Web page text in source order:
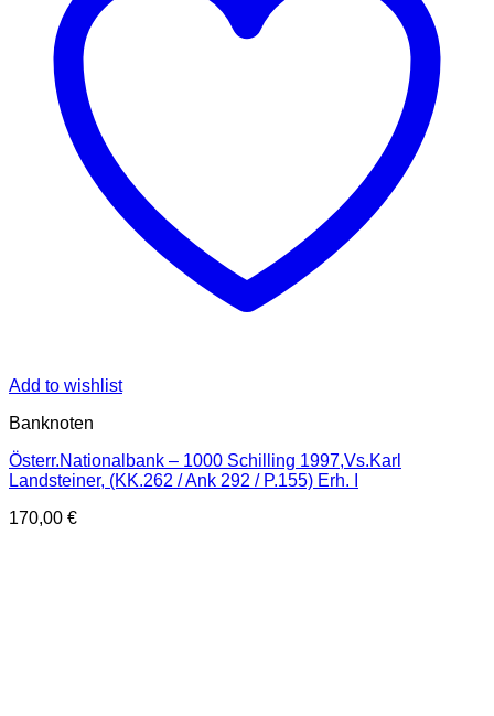
Add to wishlist
Banknoten
Österr.Nationalbank – 1000 Schilling 1997,Vs.Karl
Landsteiner, (KK.262 / Ank 292 / P.155) Erh. I
170,00 €